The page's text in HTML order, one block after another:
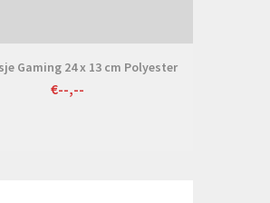
Gaming 24 x 13 cm Polyester
€--,--